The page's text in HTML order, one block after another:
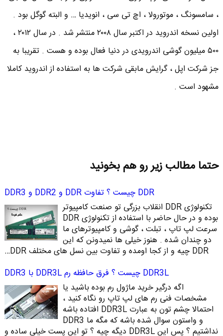
، سامسونگ ، موتورولا ، اچ تی سی ، انویدیا … و البته گوگل بود .
اولین نسخه اندروید در اکتبر سال ۲۰۰۸ منتشر شد . در سال ۲۰۱۲ ،
۵۰۰ میلیون گوشی اندرویدی در دنیا فعال بوده و هست . تقریبا به
جز شرکت اپل ،‌ گرایش مابقی شرکت ها به استفاده از اندروید کاملا
مشهود است .
حتما مطالب زیر رو هم بخونید
DDR چیست ؟ تفاوت DDR و DDR2 و DDR3
تکنولوژی DDR انقلاب بزرگی تو صنعت کامپیوتر
بوده و در حال حاضر با استفاده از تکنولوژی DDR
سرعت لپ تاپ ، تبلت ، گوشی و کامپیوترهای ما
دو چندان شده . هنوز خیلی ها نمیدونن که این
DDR چیه و از کجا اومده و تفاوت بین نسل های مختلف DDR…
DDR3L چیست ؟ فرق حافظه رم DDR3L با DDR3
اگه درگیر خرید ماژول رم بوده باشید یا
مشخصات فنی رم های لپ تاپ رو نگاه کنید ،
احتمالا چشم تون به عبارت DDR3L افتاده باشه
و واستون سوال شده باشه که مگه ما DDR3
نداشتیم ؟ پس این DDR3L دیگه چیه ؟ تو این پست خیلی ساده و